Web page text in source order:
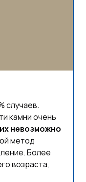
случаев.
камни очень
их невозможно
метод
Более
возраста,